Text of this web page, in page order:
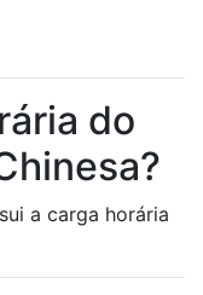
do
a carga horária